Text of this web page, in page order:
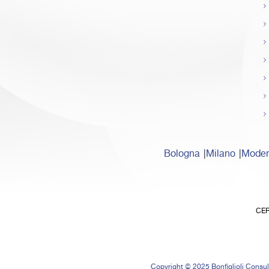
Bologna Milano
Copyright © 2025 Bonfiglioli